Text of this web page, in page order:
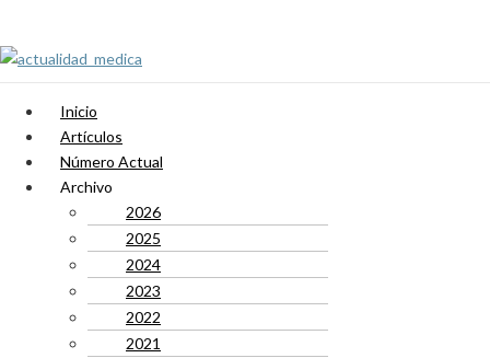
Inicio
Artículos
Número Actual
Archivo
2026
2025
2024
2023
2022
2021